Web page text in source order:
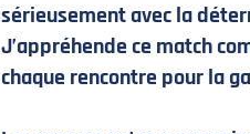
sérieusement avec la
J’appréhende ce match
chaque rencontre pour la